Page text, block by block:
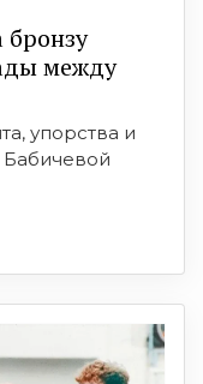
бронзу
между
упорства и
Бабичевой